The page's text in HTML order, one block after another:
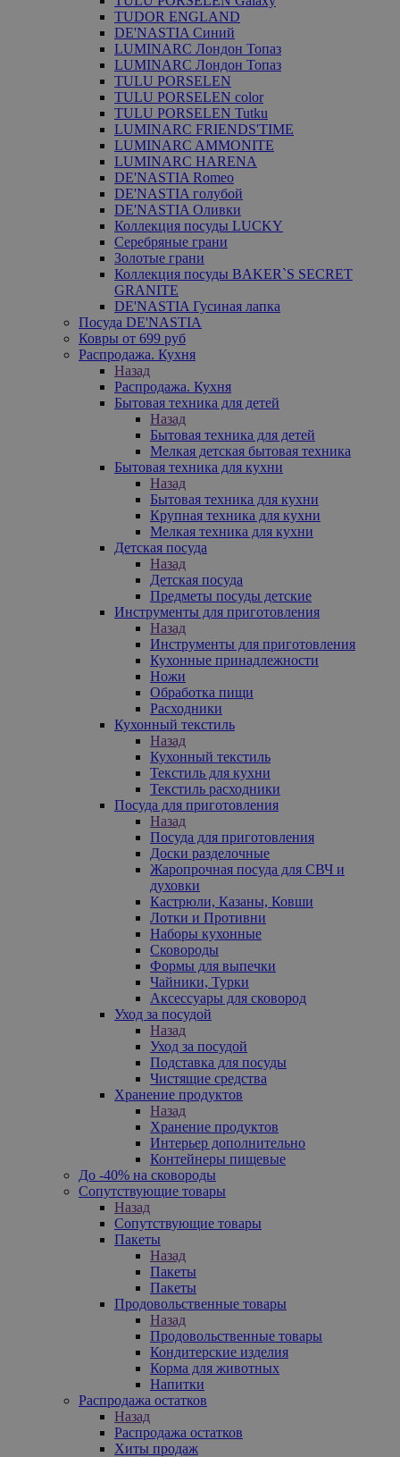
TUDOR ENGLAND
DE'NASTIA Синий
LUMINARC Лондон Топаз
LUMINARC Лондон Топаз
TULU PORSELEN
TULU PORSELEN color
TULU PORSELEN Tutku
LUMINARC FRIENDS'TIME
LUMINARC AMMONITE
LUMINARC HARENA
DE'NASTIA Romeo
DE'NASTIA голубой
DE'NASTIA Оливки
Коллекция посуды LUCKY
Серебряные грани
Золотые грани
Коллекция посуды BAKER`S SECRET
GRANITE
DE'NASTIA Гусиная лапка
Посуда DE'NASTIA
Ковры от 699 руб
Распродажа. Кухня
Назад
Распродажа. Кухня
Бытовая техника для детей
Назад
Бытовая техника для детей
Мелкая детская бытовая техника
Бытовая техника для кухни
Назад
Бытовая техника для кухни
Крупная техника для кухни
Мелкая техника для кухни
Детская посуда
Назад
Детская посуда
Предметы посуды детские
Инструменты для приготовления
Назад
Инструменты для приготовления
Кухонные принадлежности
Ножи
Обработка пищи
Расходники
Кухонный текстиль
Назад
Кухонный текстиль
Текстиль для кухни
Текстиль расходники
Посуда для приготовления
Назад
Посуда для приготовления
Доски разделочные
Жаропрочная посуда для СВЧ и
духовки
Кастрюли, Казаны, Ковши
Лотки и Противни
Наборы кухонные
Сковороды
Формы для выпечки
Чайники, Турки
Аксессуары для сковород
Уход за посудой
Назад
Уход за посудой
Подставка для посуды
Чистящие средства
Хранение продуктов
Назад
Хранение продуктов
Интерьер дополнительно
Контейнеры пищевые
До -40% на сковороды
Сопутствующие товары
Назад
Сопутствующие товары
Пакеты
Назад
Пакеты
Пакеты
Продовольственные товары
Назад
Продовольственные товары
Кондитерские изделия
Корма для животных
Напитки
Распродажа остатков
Назад
Распродажа остатков
Хиты продаж